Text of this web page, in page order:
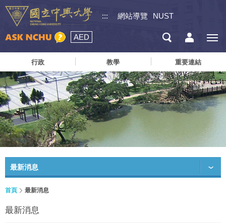
::: 網站導覽 NUST
AED
行政 教學 重要連結
最新消息
首頁 最新消息
最新消息